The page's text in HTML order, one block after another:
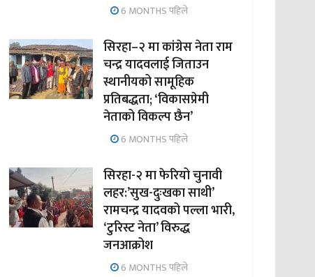
6 MONTHS पहिले
सिरहा–२ मा कांग्रेस नेता राम
चन्द्र यादवलाई जिताउन
स्थानीयको सामूहिक
प्रतिबद्धता; ‘विकासप्रेमी
नेताको विकल्प छैन’
6 MONTHS पहिले
सिरहा-२ मा फेरियो चुनावी
लहर:’सुख-दुःखका साथी’
रामचन्द्र यादवको पल्ला भारी,
‘टुरिस्ट नेता’ विरुद्ध
जनआक्रोश
6 MONTHS पहिले